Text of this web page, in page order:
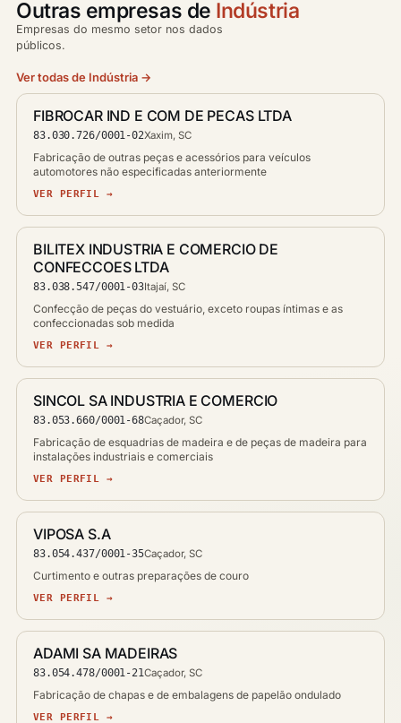
Outras empresas de Indústria
Empresas do mesmo setor nos dados
públicos.
Ver todas de Indústria →
FIBROCAR IND E COM DE PECAS LTDA
83.030.726/0001-02Xaxim, SC
Fabricação de outras peças e acessórios para veículos
automotores não especificadas anteriormente
VER PERFIL →
BILITEX INDUSTRIA E COMERCIO DE
CONFECCOES LTDA
83.038.547/0001-03Itajaí, SC
Confecção de peças do vestuário, exceto roupas íntimas e as
confeccionadas sob medida
VER PERFIL →
SINCOL SA INDUSTRIA E COMERCIO
83.053.660/0001-68Caçador, SC
Fabricação de esquadrias de madeira e de peças de madeira para
instalações industriais e comerciais
VER PERFIL →
VIPOSA S.A
83.054.437/0001-35Caçador, SC
Curtimento e outras preparações de couro
VER PERFIL →
ADAMI SA MADEIRAS
83.054.478/0001-21Caçador, SC
Fabricação de chapas e de embalagens de papelão ondulado
VER PERFIL →